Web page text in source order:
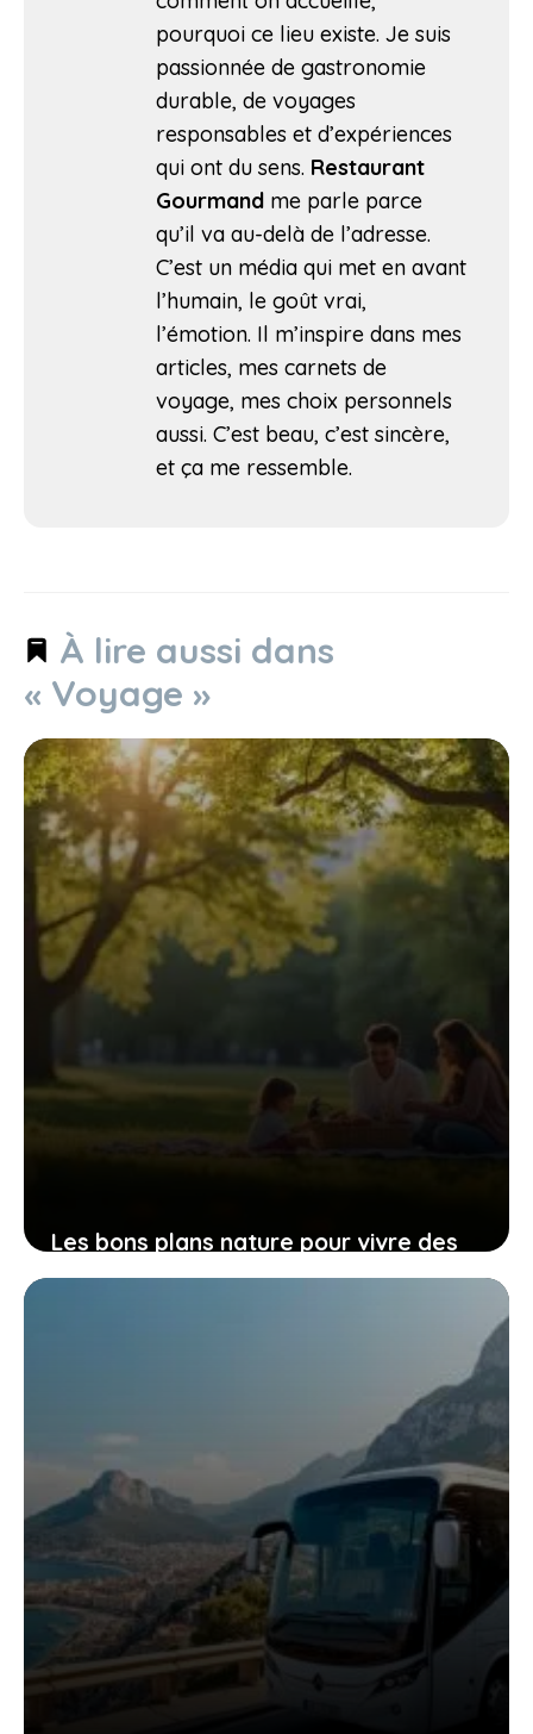
pourquoi ce lieu existe. Je suis
passionnée de gastronomie
durable, de voyages
responsables et d’expériences
qui ont du sens. Restaurant
Gourmand me parle parce
qu’il va au-delà de l’adresse.
C’est un média qui met en avant
l’humain, le goût vrai,
l’émotion. Il m’inspire dans mes
articles, mes carnets de
voyage, mes choix personnels
aussi. C’est beau, c’est sincère,
et ça me ressemble.
À lire aussi dans
« Voyage »
Les bons plans nature pour vivre des
aventures familiales sans frais en Île-